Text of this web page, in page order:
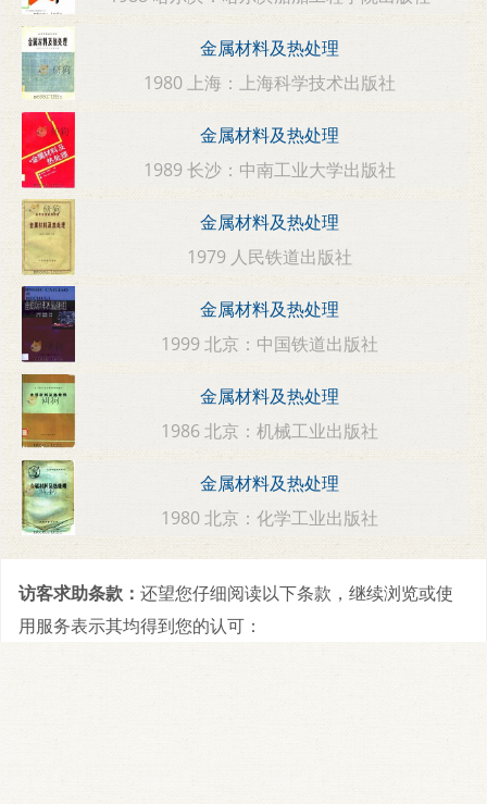
金属材料及热处理
1980 上海：上海科学技术出版社
金属材料及热处理
1989 长沙：中南工业大学出版社
金属材料及热处理
1979 人民铁道出版社
金属材料及热处理
1999 北京：中国铁道出版社
金属材料及热处理
1986 北京：机械工业出版社
金属材料及热处理
1980 北京：化学工业出版社
访客求助条款： 还望您仔细阅读以下条款，继续浏览或使
用服务表示其均得到您的认可：